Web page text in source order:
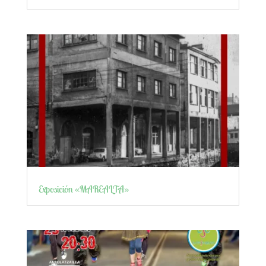
Exposición «MAREALTA»